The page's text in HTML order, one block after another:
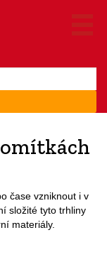
čase vzniknout i v
složité tyto trhliny
materiály.